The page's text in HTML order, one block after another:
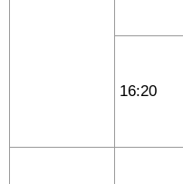
16:20